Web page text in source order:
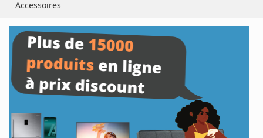
Accessoires